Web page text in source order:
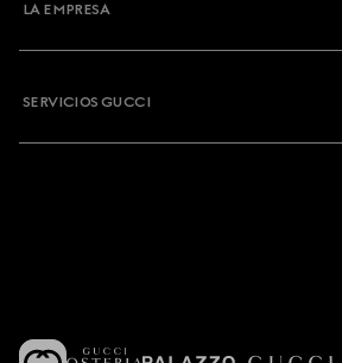
LA EMPRESA
SERVICIOS GUCCI